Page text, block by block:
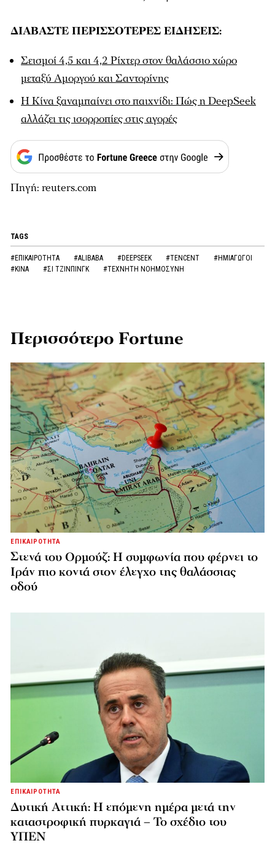
ΔΙΑΒΑΣΤΕ ΠΕΡΙΣΣΟΤΕΡΕΣ ΕΙΔΗΣΕΙΣ:
Σεισμοί 4,5 και 4,2 Ρίχτερ στον θαλάσσιο χώρο
μεταξύ Αμοργού και Σαντορίνης
Η Κίνα ξαναμπαίνει στο παιχνίδι: Πώς η DeepSeek
αλλάζει τις ισορροπίες στις αγορές
Πηγή: reuters.com
TAGS
#ΕΠΙΚΑΙΡΟΤΗΤΑ #ALIBABA #DEEPSEEK #TENCENT
#ΗΜΙΑΓΩΓΟΙ
#ΚΙΝΑ
#ΣΙ ΤΖΙΝΠΙΝΓΚ #ΤΕΧΝΗΤΗ ΝΟΗΜΟΣΥΝΗ
Περισσότερο Fortune
ΕΠΙΚΑΙΡΟΤΗΤΑ
Στενά του Ορμούζ: Η συμφωνία που φέρνει το
Ιράν πιο κοντά στον έλεγχο της θαλάσσιας
οδού
ΕΠΙΚΑΙΡΟΤΗΤΑ
Δυτική Αττική: Η επόμενη ημέρα μετά την
καταστροφική πυρκαγιά – Το σχέδιο του
ΥΠΕΝ